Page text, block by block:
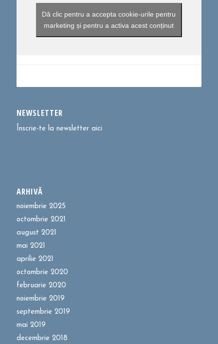
Dă clic pentru a accepta cookie-urile pentru
marketing și pentru a activa acest conținut
NEWSLETTER
Înscrie-te la newsletter aici
ARHIVĂ
noiembrie 2025
octombrie 2021
august 2021
mai 2021
aprilie 2021
octombrie 2020
februarie 2020
noiembrie 2019
septembrie 2019
mai 2019
decembrie 2018